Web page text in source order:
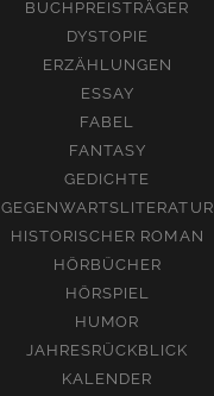
BUCHPREISTRÄGER
DYSTOPIE
ERZÄHLUNGEN
ESSAY
FABEL
FANTASY
GEDICHTE
GEGENWARTSLITERATUR
HISTORISCHER ROMAN
HÖRBÜCHER
HÖRSPIEL
HUMOR
JAHRESRÜCKBLICK
KALENDER